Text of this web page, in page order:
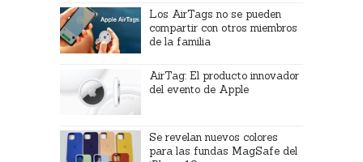
Los AirTags no se pueden
compartir con otros miembros
de la familia
AirTag: El producto innovador
del evento de Apple
Se revelan nuevos colores
para las fundas MagSafe del